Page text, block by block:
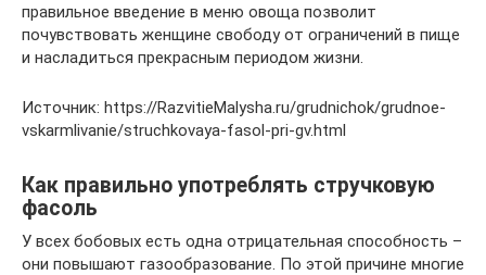
правильное введение в меню овоща позволит
почувствовать женщине свободу от ограничений в пище
и насладиться прекрасным периодом жизни.
Источник: https://RazvitieMalysha.ru/grudnichok/grudnoe-
vskarmlivanie/struchkovaya-fasol-pri-gv.html
Как правильно употреблять стручковую
фасоль
У всех бобовых есть одна отрицательная способность –
они повышают газообразование. По этой причине многие